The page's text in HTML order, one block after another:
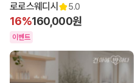
로로스웨디시 5.0
16%160,000원
이벤트